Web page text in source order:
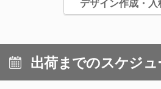
デザイン作成・入
出荷までのスケジ